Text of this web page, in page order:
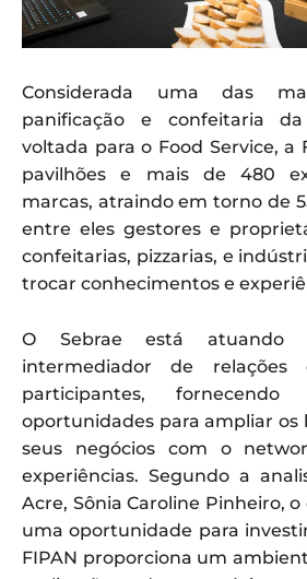
Considerada uma das
panificação e confeitaria
voltada para o Food Service, a
pavilhões e mais de 480
marcas, atraindo em torno de
entre eles gestores e
confeitarias, pizzarias, e
trocar conhecimentos e
O Sebrae está atuando
intermediador de relações
participantes,
oportunidades para ampliar os
seus negócios com o
experiências. Segundo a
Acre, Sônia Caroline Pinheiro,
uma oportunidade para
FIPAN proporciona um